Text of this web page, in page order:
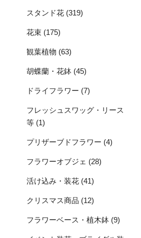
スタンド花 (319)
花束 (175)
観葉植物 (63)
胡蝶蘭・花鉢 (45)
ドライフラワー (7)
フレッシュスワッグ・リース
等 (1)
プリザーブドフラワー (4)
フラワーオブジェ (28)
活け込み・装花 (41)
クリスマス商品 (12)
フラワーベース・植木鉢 (9)